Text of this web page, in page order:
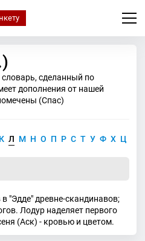
сделанный по
дополнения от нашей
(Спас)
К Л М Н О П Р С Т У Ф Х Ц
"Эдде" древне-скандинавов;
Лодур наделяет первого
(Аск) - кровью и цветом.